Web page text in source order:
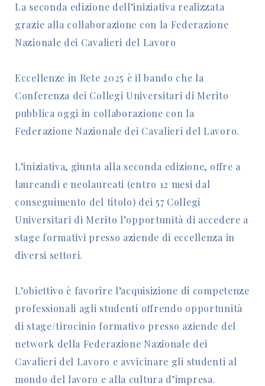
La seconda edizione dell’iniziativa realizzata
grazie alla collaborazione con la Federazione
Nazionale dei Cavalieri del Lavoro
Eccellenze in Rete 2025 è il bando che la
Conferenza dei Collegi Universitari di Merito
pubblica oggi in collaborazione con la
Federazione Nazionale dei Cavalieri del Lavoro.
L’iniziativa, giunta alla seconda edizione, offre a
laureandi e neolaureati (entro 12 mesi dal
conseguimento del titolo) dei 57 Collegi
Universitari di Merito l’opportunità di accedere a
stage formativi presso aziende di eccellenza in
diversi settori.
L’obiettivo è favorire l’acquisizione di competenze
professionali agli studenti offrendo opportunità
di stage/tirocinio formativo presso aziende del
network della Federazione Nazionale dei
Cavalieri del Lavoro e avvicinare gli studenti al
mondo del lavoro e alla cultura d’impresa.